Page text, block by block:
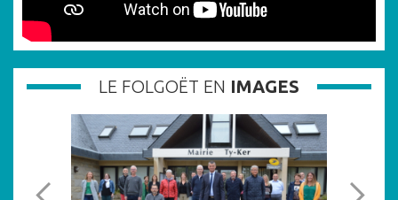
LE FOLGOËT EN IMAGES